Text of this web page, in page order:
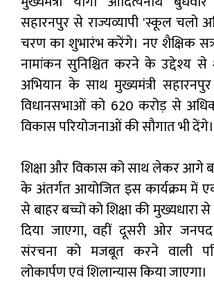
सहारनपुर से राज्यव्यापी 'स्कूल चलो
चरण का शुभारंभ करेंगे। नए शैक्षिक
नामांकन सुनिश्चित करने के उद्देश्य
अभियान के साथ मुख्यमंत्री
विधानसभाओं को ₹620 करोड़ से
विकास परियोजनाओं की सौगात भी देंगे।
शिक्षा और विकास को साथ लेकर आगे
के अंतर्गत आयोजित इस कार्यक्रम में
से बाहर बच्चों को शिक्षा की
दिया जाएगा, वहीं दूसरी ओर
संरचना को मजबूत करने वाली
लोकार्पण एवं शिलान्यास किया जाएगा।